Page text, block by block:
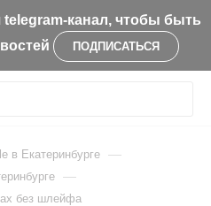
канал, чтобы быть
ПОДПИСАТЬСЯ
в Екатеринбурге —
—
без шлейфа